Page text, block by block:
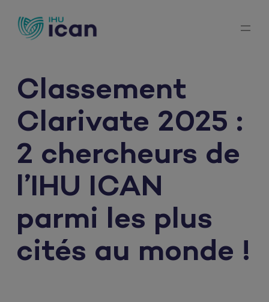
Classement
Clarivate 2025 :
2 chercheurs de
l’IHU ICAN
parmi les plus
cités au monde !